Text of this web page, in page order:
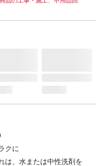
クに
は、水または中性洗剤を